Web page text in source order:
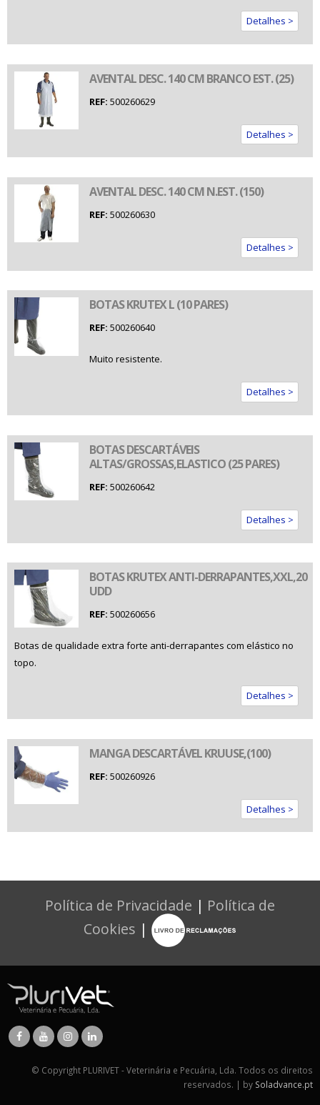
Detalhes >
AVENTAL DESC. 140 CM BRANCO EST. (25)
REF: 500260629
Detalhes >
AVENTAL DESC. 140 CM N.EST. (150)
REF: 500260630
Detalhes >
BOTAS KRUTEX L (10 PARES)
REF: 500260640
Muito resistente.
Detalhes >
BOTAS DESCARTÁVEIS
ALTAS/GROSSAS,ELASTICO (25 PARES)
REF: 500260642
Detalhes >
BOTAS KRUTEX ANTI-DERRAPANTES,XXL,20
UDD
REF: 500260656
Botas de qualidade extra forte anti-derrapantes com elástico no
topo.
Detalhes >
MANGA DESCARTÁVEL KRUUSE,(100)
REF: 500260926
Detalhes >
Política de Privacidade | Política de
Cookies |
© Copyright PLURIVET - Veterinária e Pecuária, Lda. Todos os direitos
reservados. | by Soladvance.pt